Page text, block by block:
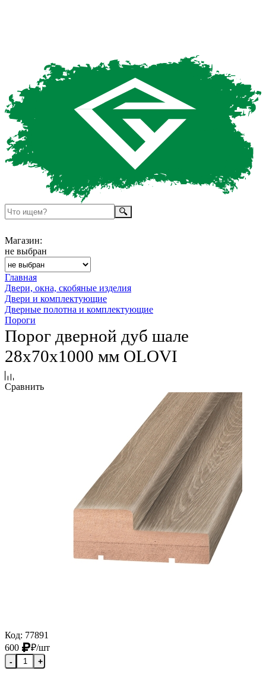
Магазин:
не выбран
Главная
Двери, окна, скобяные изделия
Двери и комплектующие
Дверные полотна и комплектующие
Пороги
Порог дверной дуб шале
28х70х1000 мм OLOVI
Сравнить
Код: 77891
600
₽/шт
- +